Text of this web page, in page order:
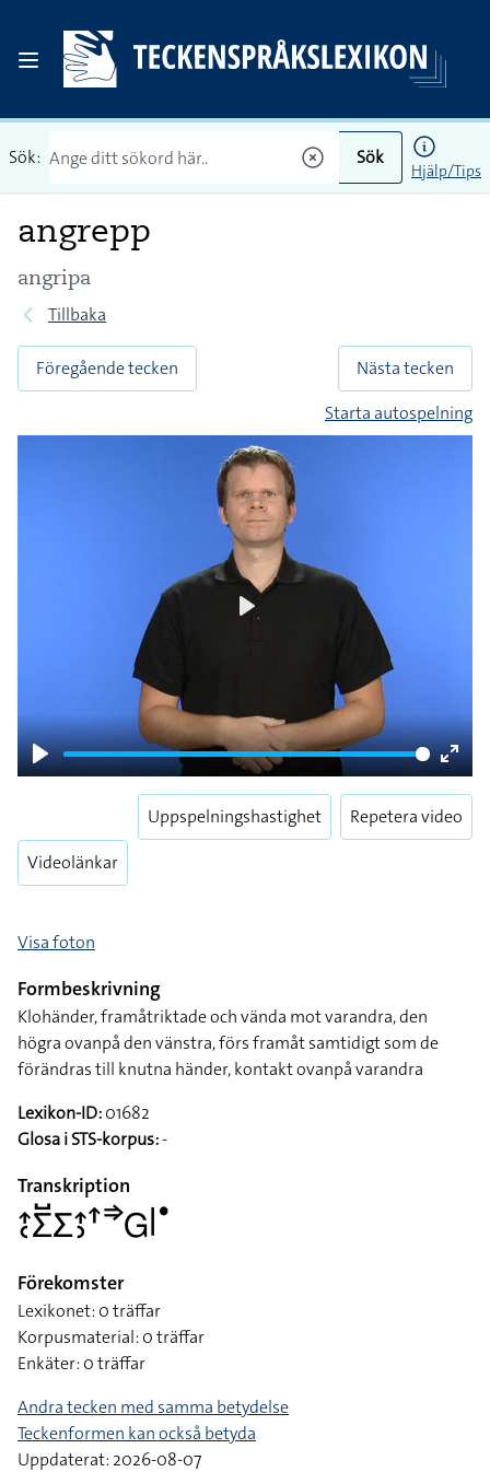
Sök: Sök
Hjälp/Tips
angrepp
angripa
Tillbaka
Föregående tecken
Nästa tecken
Starta autospelning
Play
Enter
Videolänkar
Uppspelningshastighet Repetera video
Visa foton
Formbeskrivning
Klohänder, framåtriktade och vända mot varandra, den
högra ovanpå den vänstra, förs framåt samtidigt som de
förändras till knutna händer, kontakt ovanpå varandra
Lexikon-ID:01682
Glosa i STS-korpus:-
Transkription
􌤴􌥗􌤥􌤹􌤥􌤴􌤶􌦃􌦆􌤦􌥼􌤟
Förekomster
Lexikonet: 0 träffar
Korpusmaterial: 0 träffar
Enkäter: 0 träffar
Andra tecken med samma betydelse
Teckenformen kan också betyda
Uppdaterat: 2026-08-07